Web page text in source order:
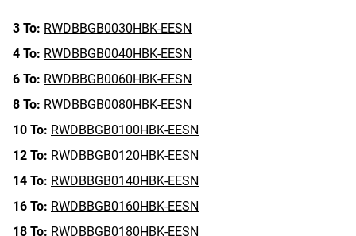
3 To: RWDBBGB0030HBK-EESN
4 To: RWDBBGB0040HBK-EESN
6 To: RWDBBGB0060HBK-EESN
8 To: RWDBBGB0080HBK-EESN
10 To: RWDBBGB0100HBK-EESN
12 To: RWDBBGB0120HBK-EESN
14 To: RWDBBGB0140HBK-EESN
16 To: RWDBBGB0160HBK-EESN
18 To: RWDBBGB0180HBK-EESN